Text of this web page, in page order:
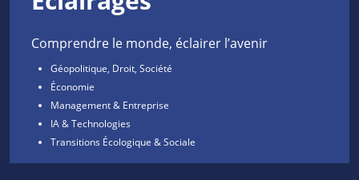
Comprendre le monde, éclairer l’avenir
Géopolitique, Droit, Société
Économie
Management & Entreprise
IA & Technologies
Transitions Écologique & Sociale